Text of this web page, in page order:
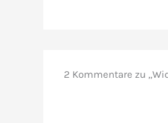
2 Kommentare zu